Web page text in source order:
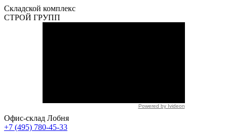
Складской комплекс
СТРОЙ ГРУПП
Powered by Ivideon
Офис-склад Лобня
+7 (495) 780-45-33